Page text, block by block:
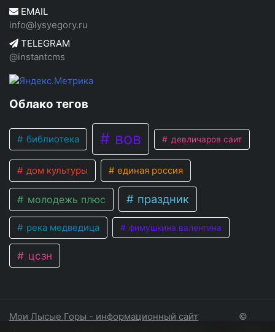
EMAIL
info@lysyegory.ru
TELEGRAM
@instantcms
Облако тегов
библиотека вов девличаров саит
дом культуры единая россия
молодежь плюс праздник
река медведица фимушкина валентина
цсзн
Мои Лысые Горы - информационный сайт
©